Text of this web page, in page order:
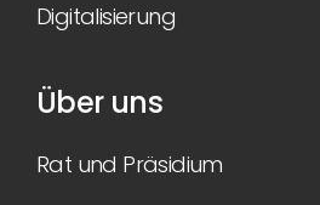
Digitalisierung
Über uns
Rat und Präsidium